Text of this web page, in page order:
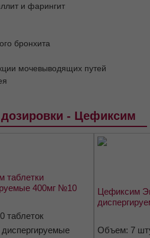
и дозы
Особые указания
управлять трансп.
отпуска из аптек
и фарингит
бронхита
мочевыводящих путей
- Цефиксим
таблетки
400мг №10
таблеток
диспергируемые
Цефиксим
Объем: 7